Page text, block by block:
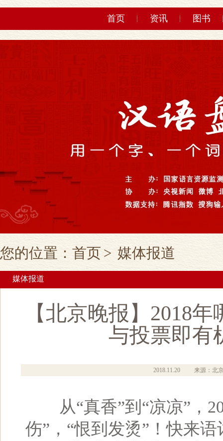
首页 资讯 图书
您的位置： 首页 > 媒体报道
媒体报道
【北京晚报】2018
与投票即有
2018.11.20 来源：北
从“真香”到“凉凉”，
伤”，“恨到发烫”！快来